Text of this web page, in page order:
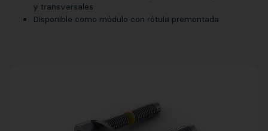
y transversales
Disponible como módulo con rótula premontada